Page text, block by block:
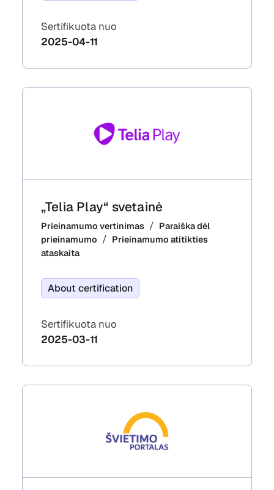
Sertifikuota nuo
2025-04-11
„Telia Play“ svetainė
Prieinamumo vertinimas
Paraiška dėl
prieinamumo
Prieinamumo atitikties
ataskaita
About certification
Sertifikuota nuo
2025-03-11